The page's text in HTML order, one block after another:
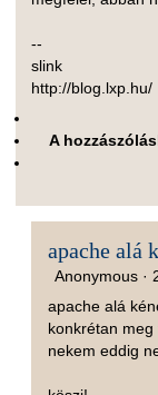
--
slink
http://blog.lxp.hu/
A
apache alá
Anonymous ·
apache alá
konkrétan
nekem eddig